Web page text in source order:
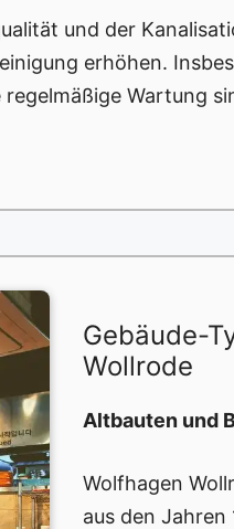
und der
erhöhen.
Wartung
Gebäude-
Wollrode
Altbauten und
Wolfhagen
aus den